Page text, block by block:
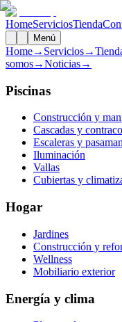
HomeServiciosTienda
Menú
Home→ Servicios→
somos→Noticias→
Piscinas
Construcción y
Cascadas y
Escaleras y
Iluminación
Vallas
Cubiertas y
Hogar
Jardines
Construcción y
Wellness
Mobiliario exterior
Energía y clima